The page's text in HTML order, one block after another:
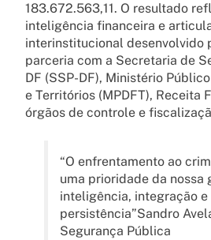
183.672.563,11. O resultado
inteligência financeira e
interinstitucional desenvolvido
parceria com a Secretaria de
DF (SSP-DF), Ministério
e Territórios (MPDFT), Receita
órgãos de controle e
“O enfrentamento ao
uma prioridade da nossa
inteligência, integração e
persistência”Sandro
Segurança Pública